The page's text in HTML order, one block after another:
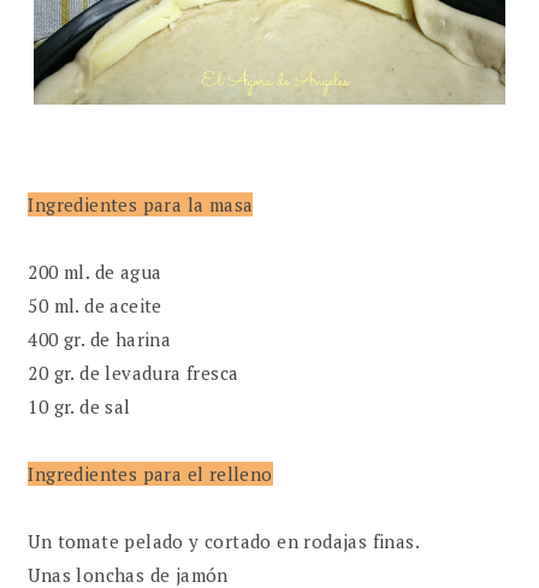
Ingredientes para la masa
200 ml. de agua
50 ml. de aceite
400 gr. de harina
20 gr. de levadura fresca
10 gr. de sal
Ingredientes para el relleno
Un tomate pelado y cortado en rodajas finas.
Unas lonchas de jamón